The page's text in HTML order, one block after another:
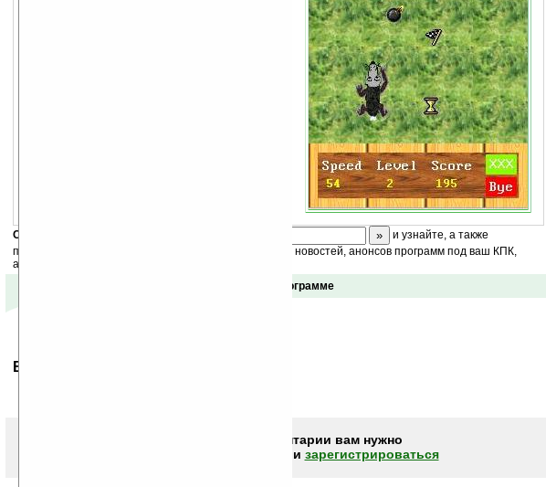
Скоро
и узнайте, а также
получайте ежедневный или еженедельный дайджест новостей, анонсов программ под ваш КПК,
акций сайта на ваш почтовый ящик.
Отзывы о программе
Ваше мнение будет первым.
Чтобы писать комментарии вам нужно
или зарегистрироваться